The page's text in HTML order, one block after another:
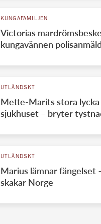
KUNGAFAMILJEN
Victorias
kungavännen polisanmäld
UTLÄNDSKT
Mette-Marits stora
sjukhuset – bryter
UTLÄNDSKT
Marius lämnar fängelset
skakar Norge